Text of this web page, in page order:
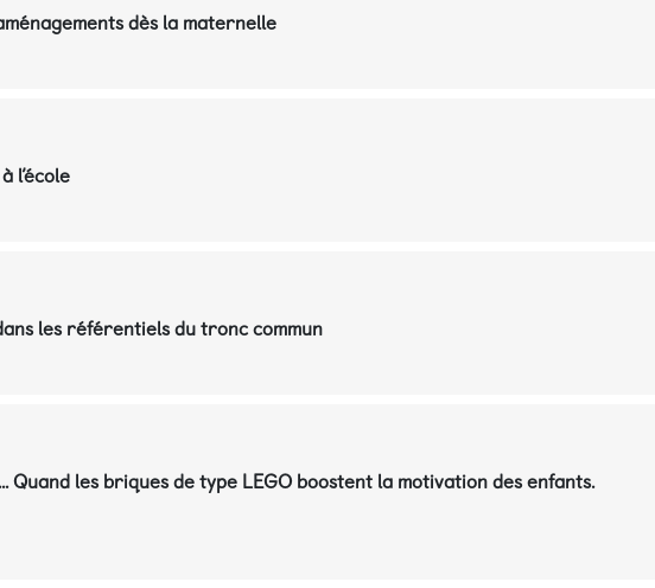
dès la maternelle
l’école
les référentiels du tronc commun
les briques de type LEGO boostent la motivation des enfants.